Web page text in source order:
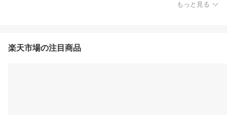
もっと見る
楽天市場の注目商品